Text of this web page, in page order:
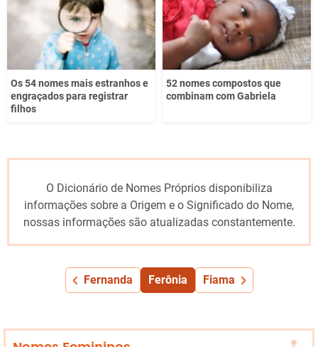
Os 54 nomes mais estranhos e
engraçados para registrar
filhos
52 nomes compostos que
combinam com Gabriela
O Dicionário de Nomes Próprios disponibiliza
informações sobre a Origem e o Significado do Nome,
nossas informações são atualizadas constantemente.
Fernanda Ferônia Fiama